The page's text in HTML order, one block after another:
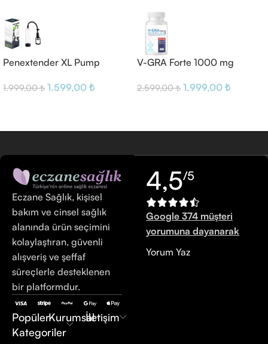
Penextender XL Pump
1.999,00₺ 1.599,00 ₺
V-GRA Forte 1000 mg
2.599,00₺ 1.999,00 ₺
Eczane Sağlık, kişisel
bakım ve cinsel sağlık
alanında ürün seçimini
kolaylaştıran, güvenli
alışveriş ve şeffaf
süreçlerle desteklenen
bir platformdur.
Popüler
Kategoriler
Kurumsalİletişim
4,5/5
Google 374 müşteri
yorumuna dayanarak
Yorum Yaz